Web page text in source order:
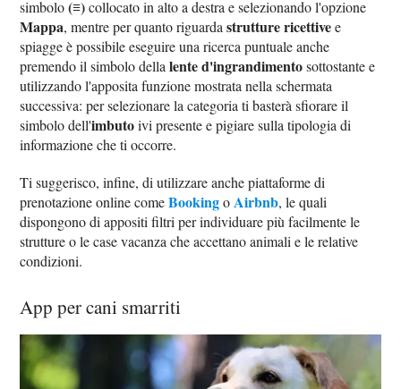
simbolo(≡)collocato in alto a destra e selezionando l'opzione
Mappa, mentre per quanto riguardastrutture ricettivee
spiagge è possibile eseguire una ricerca puntuale anche
premendo il simbolo dellalente d'ingrandimentosottostante e
utilizzando l'apposita funzione mostrata nella schermata
successiva: per selezionare la categoria ti basterà sfiorare il
simbolo dell'imbutoivi presente e pigiare sulla tipologia di
informazione che ti occorre.
Ti suggerisco, infine, di utilizzare anche piattaforme di
prenotazione online comeBookingo Airbnb, le quali
dispongono di appositi filtri per individuare più facilmente le
strutture o le case vacanza che accettano animali e le relative
condizioni.
App per cani smarriti